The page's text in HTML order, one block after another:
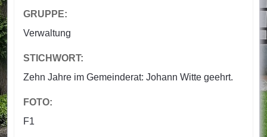
GRUPPE:
Verwaltung
STICHWORT:
Zehn Jahre im Gemeinderat: Johann Witte geehrt.
FOTO:
F1